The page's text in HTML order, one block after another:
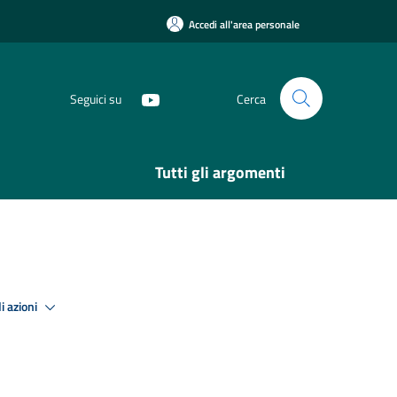
Accedi all'area personale
Seguici su Cerca
Tutti gli argomenti
azioni